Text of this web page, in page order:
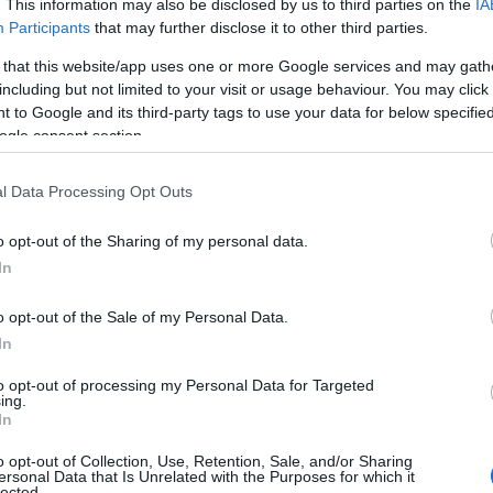
This information may also be disclosed by us to third parties on the
Participants that may further disclose it to other third parties.
that this website/app uses one or more Google services and may
but not limited to your visit or usage behaviour. You may
to Google and its third-party tags to use your data for below
consent section.
Data Processing Opt Outs
opt-out of the Sharing of my personal data.
opt-out of the Sale of my Personal Data.
opt-out of processing my Personal Data for Targeted
opt-out of Collection, Use, Retention, Sale, and/or Sharing
Data that Is Unrelated with the Purposes for which it
πλαφόν στο περιθώριο κέρδους θα εφαρμοστεί στα
Με τον τρόπο αυτό επιχειρείται να περιοριστούν
και είδη πρώτης ανάγκης.
αφορά τρόφιμα αλλά και προϊόντα καθημερινής